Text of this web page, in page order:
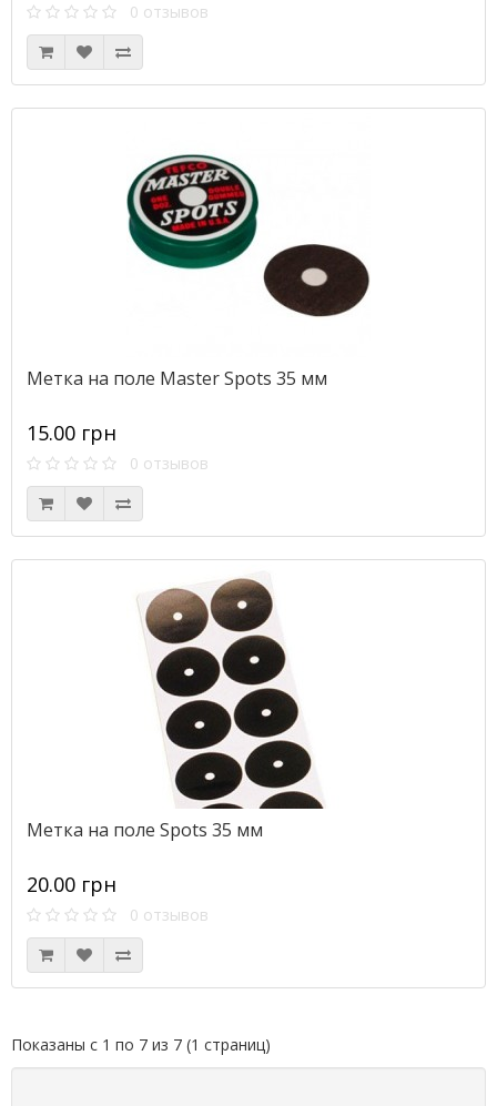
0 отзывов
Метка на поле Master Spots 35 мм
15.00 грн
0 отзывов
Метка на поле Spots 35 мм
20.00 грн
0 отзывов
Показаны с 1 по 7 из 7 (1 страниц)